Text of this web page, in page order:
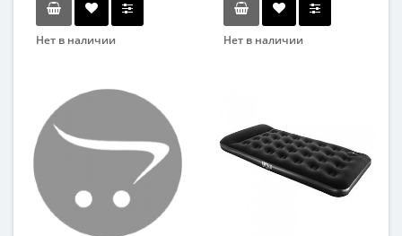
Нет в наличии
Набор для плавания
Возраст
Материал
ПВХ
Нет в наличии
Матрасы
Материал
Высококачественный